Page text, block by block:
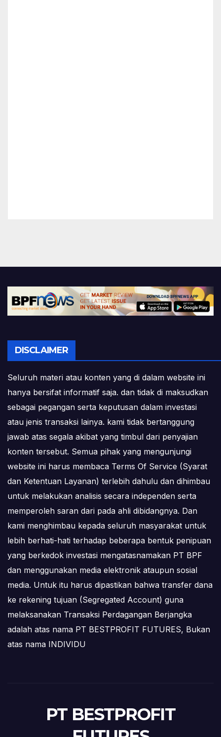
DISCLAIMER
Seluruh materi atau konten yang di dalam website ini
hanya bersifat informatif saja. dan tidak di maksudkan
sebagai pegangan serta keputusan dalam investasi
atau jenis transaksi lainya. kami tidak bertanggung
jawab atas segala akibat yang timbul dari penyajian
konten tersebut. Semua pihak yang mengunjungi
website ini harus membaca Terms Of Service (Syarat
dan Ketentuan Layanan) terlebih dahulu dan dihimbau
untuk melakukan analisis secara independen serta
memperoleh saran dari pada ahli dibidangnya. Dan
kami menghimbau kepada seluruh masyarakat untuk
lebih berhati-hati terhadap beberapa bentuk penipuan
yang berkedok investasi mengatasnamakan PT BPF
dan menggunakan media elektronik ataupun sosial
media. Untuk itu harus dipastikan bahwa transfer dana
ke rekening tujuan (Segregated Account) guna
melaksanakan Transaksi Perdagangan Berjangka
adalah atas nama PT BESTPROFIT FUTURES, Bukan
atas nama INDIVIDU
PT BESTPROFIT